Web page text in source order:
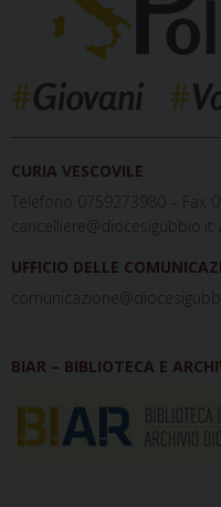
CURIA VESCOVILE
Telefono 0759273980 – Fax
UFFICIO DELLE
BIAR – BIBLIOTECA E